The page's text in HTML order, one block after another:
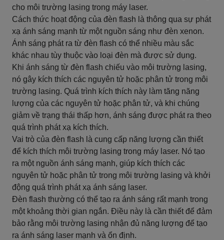
cho môi trường lasing trong máy laser.
Cách thức hoạt động của đèn flash là thông qua sự phát
xạ ánh sáng mạnh từ một nguồn sáng như đèn xenon.
Ánh sáng phát ra từ đèn flash có thể nhiều màu sắc
khác nhau tùy thuộc vào loại đèn mà được sử dụng.
Khi ánh sáng từ đèn flash chiếu vào môi trường lasing,
nó gây kích thích các nguyên tử hoặc phân tử trong môi
trường lasing. Quá trình kích thích này làm tăng năng
lượng của các nguyên tử hoặc phân tử, và khi chúng
giảm về trạng thái thấp hơn, ánh sáng được phát ra theo
quá trình phát xạ kích thích.
Vai trò của đèn flash là cung cấp năng lượng cần thiết
để kích thích môi trường lasing trong máy laser. Nó tạo
ra một nguồn ánh sáng mạnh, giúp kích thích các
nguyên tử hoặc phân tử trong môi trường lasing và khởi
động quá trình phát xạ ánh sáng laser.
Đèn flash thường có thể tạo ra ánh sáng rất mạnh trong
một khoảng thời gian ngắn. Điều này là cần thiết để đảm
bảo rằng môi trường lasing nhận đủ năng lượng để tạo
ra ánh sáng laser mạnh và ổn định.